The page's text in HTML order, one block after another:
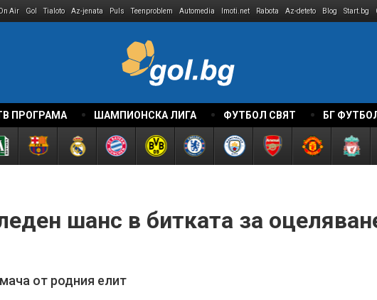
Air Gol Tialoto Az-jenata Puls Teenproblem Automedia Imoti.net Rabota Az-deteto Blog Start.bg
ПРОГРАМА ШАМПИОНСКА ЛИГА ФУТБОЛ СВЯТ БГ
шанс в битката за
от родния елит